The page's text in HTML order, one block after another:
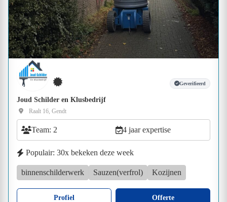
Geverifieerd
Joud Schilder en Klusbedrijf
Raalt 16, Gendt
Team: 2 4 jaar expertise
Populair: 30x bekeken deze week
binnenschilderwerk Sauzen(verfrol) Kozijnen
Profiel Offerte